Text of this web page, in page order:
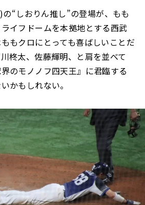
“しおりん推し”の登場が、もも
イフドームを本拠地とする西武
もクロにとっても喜ばしいことだ
柊太、佐藤輝明、と肩を並べて
界のモノノフ四天王』に君臨する
かもしれない。